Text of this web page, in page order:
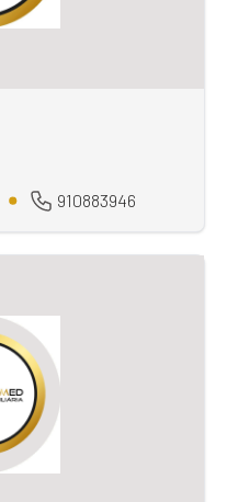
910883946